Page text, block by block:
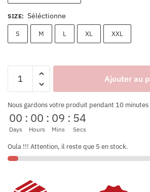
SIZE: Séléctionne
S M L XL XXL
Ajouter au
Nous gardons votre produit pendant 10 minutes
00
Days
: 00
Hours
: 09
Mins
: 53
Secs
Oula !!! Attention, il reste que 5 en stock.